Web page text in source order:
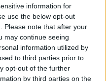
information for
use the below opt-out
Please note that after your
may continue seeing
information utilized by
to third parties prior to
opt-out of the further
by third parties on the
Elon Musk για
ανάρτηση που
βγει ραντεβού εδώ
θέλω να